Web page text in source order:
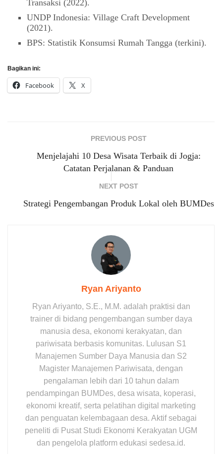
Transaksi (2022).
UNDP Indonesia: Village Craft Development
(2021).
BPS: Statistik Konsumsi Rumah Tangga (terkini).
Bagikan ini:
Facebook X
PREVIOUS POST
Menjelajahi 10 Desa Wisata Terbaik di Jogja:
Catatan Perjalanan & Panduan
NEXT POST
Strategi Pengembangan Produk Lokal oleh BUMDes
Ryan Ariyanto
Ryan Ariyanto, S.E., M.M. adalah praktisi dan
trainer di bidang pengembangan sumber daya
manusia desa, ekonomi kerakyatan, dan
pariwisata berbasis komunitas. Lulusan S1
Manajemen Sumber Daya Manusia dan S2
Magister Manajemen Pariwisata, dengan
pengalaman lebih dari 10 tahun dalam
pendampingan BUMDes, desa wisata, koperasi,
ekonomi kreatif, serta pelatihan digital marketing
dan penguatan kelembagaan desa. Aktif sebagai
peneliti di Pusat Studi Ekonomi Kerakyatan UGM
dan pengelola platform edukasi sedesa.id.